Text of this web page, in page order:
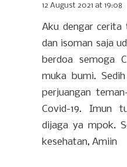
12 August 2021 at 19:08
Aku dengar cerita
dan isoman saja
berdoa semoga
muka bumi.
perjuangan
Covid-19. Imun
dijaga ya mpok.
kesehatan, Amiin